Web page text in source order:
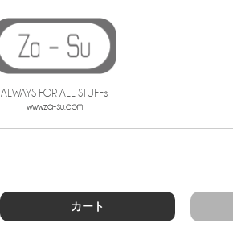
ALWAYS FOR ALL STUFFs
www.za-su.com
カート